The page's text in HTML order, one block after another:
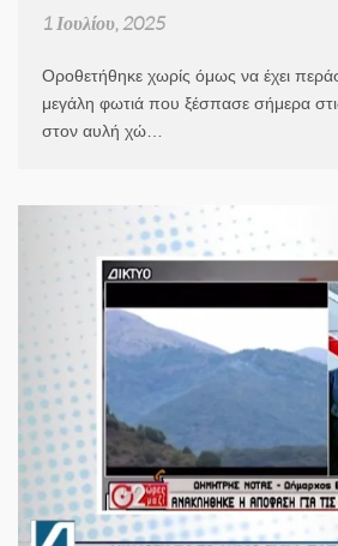
1 Ιουλίου, 2025
Οροθετήθηκε χωρίς όμως να έχει
μεγάλη φωτιά που ξέσπασε σήμερα
στον αυλή χώ…